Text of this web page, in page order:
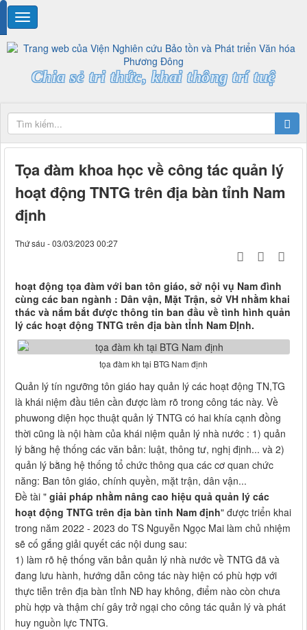
Chia sẻ tri thức, khai thông trí tuệ
Tọa đàm khoa học về công tác quản lý
hoạt động TNTG trên địa bàn tỉnh Nam
định
Thứ sáu - 03/03/2023 00:27
hoạt động tọa đàm với ban tôn giáo, sở nội vụ Nam đình
cùng các ban ngành : Dân vận, Mặt Trận, sở VH nhằm khai
thác và nắm bắt được thông tin ban đầu về tình hình quản
lý các hoạt động TNTG trên địa bàn tỈnh Nam ĐỊnh.
tọa đàm kh tại BTG Nam định
Quản lý tín ngưỡng tôn giáo hay quản lý các hoạt động TN,TG
là khái niệm đầu tiên cần được làm rõ trong công tác này. Về
phuwong diện học thuật quản lý TNTG có hai khía cạnh đồng
thời cũng là nội hàm của khái niệm quản lý nhà nước : 1) quản
lý bằng hệ thống các văn bản: luật, thông tư, nghị định... và 2)
quản lý bằng hệ thống tổ chức thông qua các cơ quan chức
năng: Ban tôn giáo, chính quyền, mặt trận, dân vận...
Đề tài " giải pháp nhằm nâng cao hiệu quả quản lý các
hoạt động TNTG trên địa bàn tỉnh Nam định" được triển khai
trong năm 2022 - 2023 do TS Nguyễn Ngọc Mai làm chủ nhiệm
sẽ cố gắng giải quyết các nội dung sau:
1) làm rõ hệ thống văn bản quản lý nhà nước về TNTG đã và
đang lưu hành, hướng dẫn công tác này hiện có phù hợp với
thực tiễn trên địa bàn tỉnh NĐ hay không, điểm nào còn chưa
phù hợp và thậm chí gây trở ngại cho công tác quản lý và phát
huy nguồn lực TNTG.